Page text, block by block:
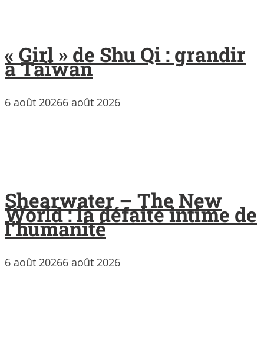
« Girl » de Shu Qi : grandir
à Taïwan
6 août 20266 août 2026
Shearwater – The New
World : la défaite intime de
l’humanité
6 août 20266 août 2026